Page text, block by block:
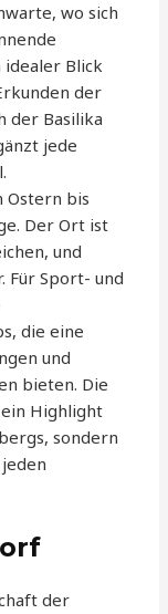
wo sich
idealer Blick
der
der Basilika
jede
Ostern bis
Der Ort ist
und
Für Sport- und
die eine
und
bieten. Die
Highlight
sondern
der